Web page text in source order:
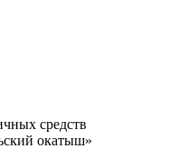
средств
окатыш»